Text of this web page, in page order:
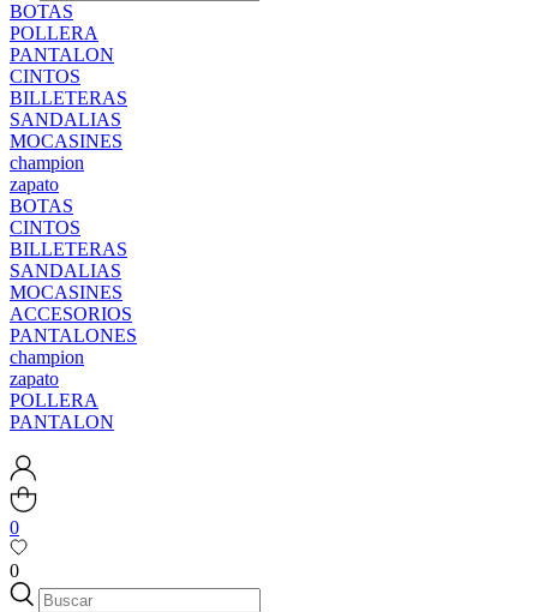
BOTAS
POLLERA
PANTALON
CINTOS
BILLETERAS
SANDALIAS
MOCASINES
champion
zapato
BOTAS
CINTOS
BILLETERAS
SANDALIAS
MOCASINES
ACCESORIOS
PANTALONES
champion
zapato
POLLERA
PANTALON
0
0